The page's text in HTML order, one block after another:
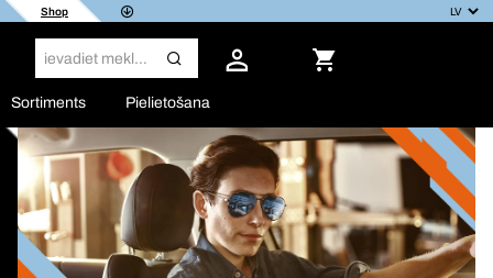
Shop
Sortiments Pielietošana